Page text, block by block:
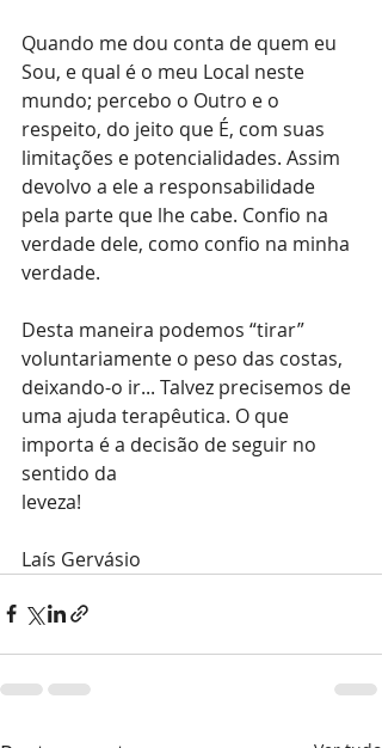
Quando me dou conta de quem eu
Sou, e qual é o meu Local neste
mundo; percebo o Outro e o
respeito, do jeito que É, com suas
limitações e potencialidades. Assim
devolvo a ele a responsabilidade
pela parte que lhe cabe. Confio na
verdade dele, como confio na minha
verdade.
Desta maneira podemos “tirar”
voluntariamente o peso das costas,
deixando-o ir... Talvez precisemos de
uma ajuda terapêutica. O que
importa é a decisão de seguir no
sentido da
leveza!
Laís Gervásio